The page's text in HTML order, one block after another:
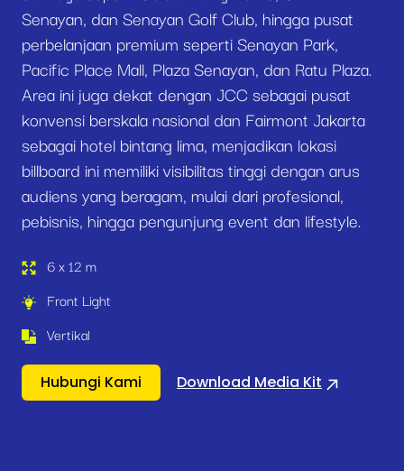
Senayan, dan Senayan Golf Club, hingga pusat
perbelanjaan premium seperti Senayan Park,
Pacific Place Mall, Plaza Senayan, dan Ratu Plaza.
Area ini juga dekat dengan JCC sebagai pusat
konvensi berskala nasional dan Fairmont Jakarta
sebagai hotel bintang lima, menjadikan lokasi
billboard ini memiliki visibilitas tinggi dengan arus
audiens yang beragam, mulai dari profesional,
pebisnis, hingga pengunjung event dan lifestyle.
6 x 12 m
Front Light
Vertikal
Hubungi Kami Download Media Kit